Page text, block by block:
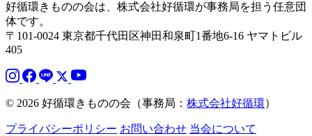
好循環きものの会は、株式会社好循環が事務局を担う任意団
体です。
〒101-0024 東京都千代田区神田和泉町1番地6-16 ヤマトビル
405
© 2026 好循環きものの会（事務局： 株式会社好循環）
プライバシーポリシー お問い合わせ 当会について